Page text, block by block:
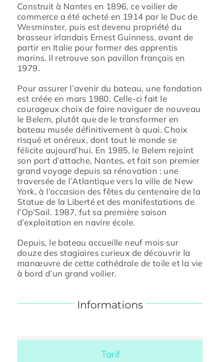
Construit à Nantes en 1896, ce voilier de
commerce a été acheté en 1914 par le Duc de
Wesminster, puis est devenu propriété du
brasseur irlandais Ernest Guinness, avant de
partir en Italie pour former des apprentis
marins. Il retrouve son pavillon français en
1979.
Pour assurer l’avenir du bateau, une fondation
est créée en mars 1980. Celle-ci fait le
courageux choix de faire naviguer de nouveau
le Belem, plutôt que de le transformer en
bateau musée définitivement à quai. Choix
risqué et onéreux, dont tout le monde se
félicite aujourd’hui. En 1985, le Belem rejoint
son port d’attache, Nantes, et fait son premier
grand voyage depuis sa rénovation : une
traversée de l’Atlantique vers la ville de New
York, à l’occasion des fêtes du centenaire de la
Statue de la Liberté et des manifestations de
l’Op’Sail. 1987, fut sa première saison
d’exploitation en navire école.
Depuis, le bateau accueille neuf mois sur
douze des stagiaires curieux de découvrir la
manœuvre de cette cathédrale de toile et la vie
à bord d’un grand voilier.
Informations
Tarif